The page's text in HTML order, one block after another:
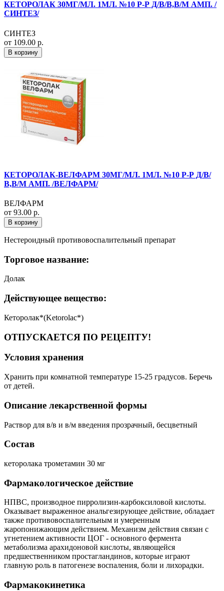
КЕТОРОЛАК 30МГ/МЛ. 1МЛ. №10 Р-Р Д/В/В,В/М АМП. /
СИНТЕЗ/
СИНТЕЗ
от 109.00 р.
В корзину
КЕТОРОЛАК-ВЕЛФАРМ 30МГ/МЛ. 1МЛ. №10 Р-Р Д/В/
В,В/М АМП. /ВЕЛФАРМ/
ВЕЛФАРМ
от 93.00 р.
В корзину
Нестероидный противовоспалительный препарат
Торговое название:
Долак
Действующее вещество:
Кеторолак*(Ketorolac*)
ОТПУСКАЕТСЯ ПО РЕЦЕПТУ!
Условия хранения
Хранить при комнатной температуре 15-25 градусов. Беречь
от детей.
Описание лекарственной формы
Раствор для в/в и в/м введения прозрачный, бесцветный
Состав
кеторолака трометамин 30 мг
Фармакологическое действие
НПВС, производное пирролизин-карбоксиловой кислоты.
Оказывает выраженное анальгезирующее действие, обладает
также противовоспалительным и умеренным
жаропонижающим действием. Механизм действия связан с
угнетением активности ЦОГ - основного фермента
метаболизма арахидоновой кислоты, являющейся
предшественником простагландинов, которые играют
главную роль в патогенезе воспаления, боли и лихорадки.
Фармакокинетика